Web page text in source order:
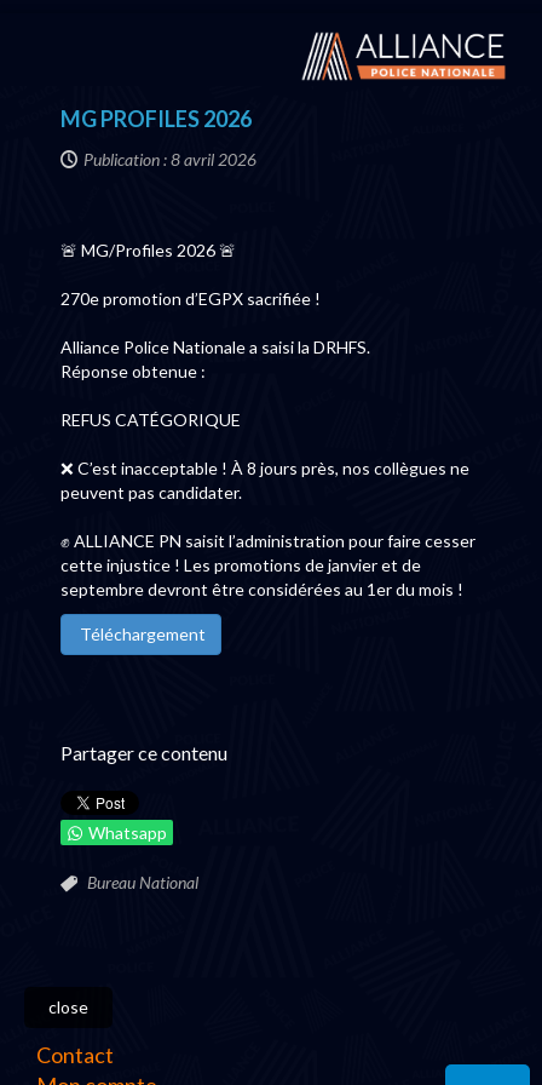
MG PROFILES 2026
Publication : 8 avril 2026
🚨 MG/Profiles 2026 🚨
270e promotion d’EGPX sacrifiée !
Alliance Police Nationale a saisi la DRHFS.
Réponse obtenue :
REFUS CATÉGORIQUE
❌ C’est inacceptable ! À 8 jours près, nos collègues ne
peuvent pas candidater.
✊ ALLIANCE PN saisit l’administration pour faire cesser
cette injustice ! Les promotions de janvier et de
septembre devront être considérées au 1er du mois !
Téléchargement
Partager ce contenu
Whatsapp
Bureau National
close
Contact